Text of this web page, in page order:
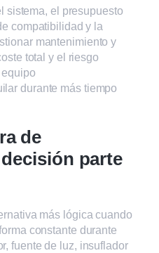
sistema, el presupuesto
compatibilidad y la
mantenimiento y
total y el riesgo
durante más tiempo
de
parte
más lógica cuando
constante durante
fuente de luz, insuflador